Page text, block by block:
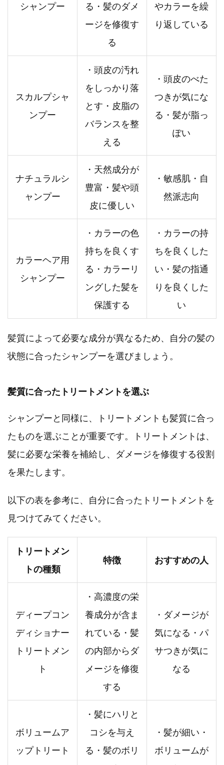
シャンプー
る・髪のダメ
ージを修復す
る
やカラーを繰
り返している
スカルプシャ
ンプー
・頭皮の汚れ
をしっかり落
とす・皮脂の
バランスを整
える
・頭皮のべた
つきが気にな
る・髪が脂っ
ぽい
ナチュラルシ
ャンプー
・天然成分が
豊富・髪や頭
皮に優しい
・敏感肌・自
然派志向
カラーヘア用
シャンプー
・カラーの色
持ちを良くす
る・カラーリ
ングした髪を
保護する
・カラーの持
ちを良くした
い・髪の指通
りを良くした
い
髪質によって必要な成分が異なるため、自分の髪の
状態に合ったシャンプーを選びましょう。
髪質に合ったトリートメントを選ぶ
シャンプーと同様に、トリートメントも髪質に合っ
たものを選ぶことが重要です。トリートメントは、
髪に必要な栄養を補給し、ダメージを修復する役割
を果たします。
以下の表を参考に、自分に合ったトリートメントを
見つけてみてください。
トリートメン
トの種類
特徴 おすすめの人
ディープコン
ディショナー
トリートメン
ト
・高濃度の栄
養成分が含ま
れている・髪
の内部からダ
メージを修復
する
・ダメージが
気になる・パ
サつきが気に
なる
ボリュームア
ップトリート
・髪にハリと
コシを与え
る・髪のボリ
・髪が細い・
ボリュームが